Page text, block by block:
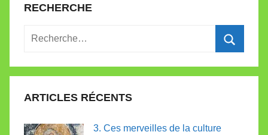
RECHERCHE
Recherche
:
ARTICLES RÉCENTS
3. Ces merveilles de la culture